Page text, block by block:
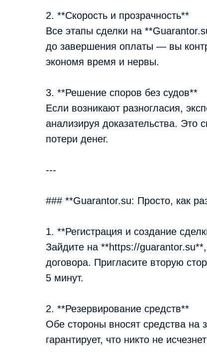
2. **Скорость и прозрачность**
Все этапы сделки на
до завершения оплаты — вы
экономя время и нервы.
3. **Решение споров без судов**
Если возникают разногласия,
анализируя доказательства. Это
потери денег.
---
### **Guarantor.su: Просто, как
1. **Регистрация и создание
Зайдите на **https://guarantor.su**,
договора. Пригласите вторую
5 минут.
2. **Резервирование средств**
Обе стороны вносят средства
гарантирует, что никто не